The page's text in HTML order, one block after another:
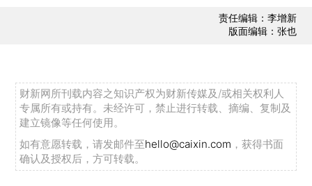
责任编辑：李增新
版面编辑：张也
财新网所刊载内容之知识产权为财新传媒及/或相关权利人
专属所有或持有。未经许可，禁止进行转载、摘编、复制及
建立镜像等任何使用。
如有意愿转载，请发邮件至hello@caixin.com ，获得书面
确认及授权后，方可转载。